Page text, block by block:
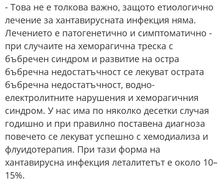
- Това не е толкова важно, защото етиологично
лечение за хантавирусната инфекция няма.
Лечението е патогенетично и симптоматично -
при случаите на хеморагична треска с
бъбречен синдром и развитие на остра
бъбречна недостатъчност се лекуват острата
бъбречна недостатъчност, водно-
електролитните нарушения и хеморагичния
синдром. У нас има по няколко десетки случая
годишно и при правилно поставена диагноза
повечето се лекуват успешно с хемодиализа и
флуидотерапия. При тази форма на
хантавирусна инфекция леталитетът е около 10–
15%.